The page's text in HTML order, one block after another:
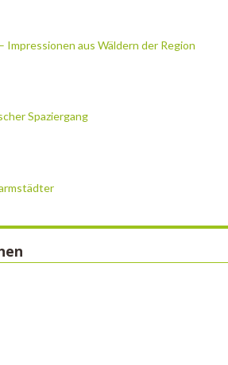
Impressionen aus Wäldern der Region
Spaziergang